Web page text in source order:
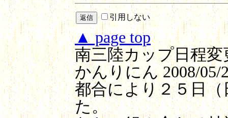
引用しない
▲ page top
南三陸カップ日程変
かんりにん2008/05/
都合により２５日
た。